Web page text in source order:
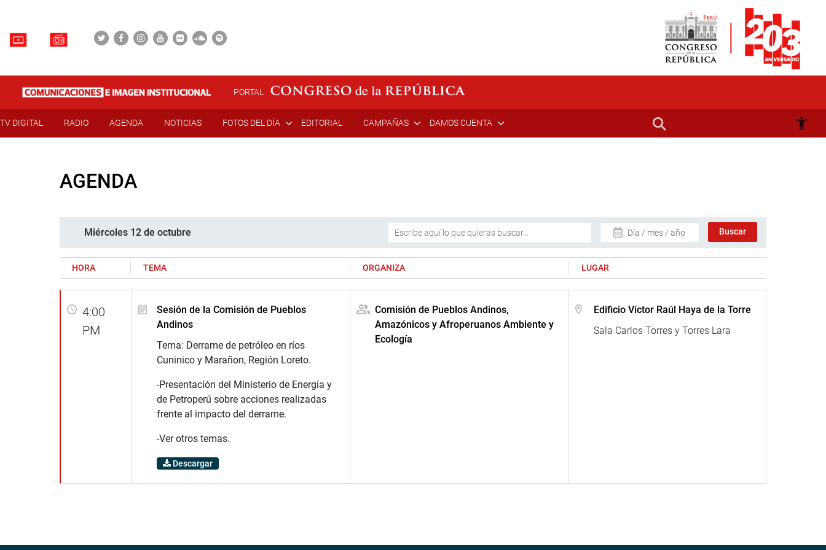
PORTAL
TV DIGITAL RADIO AGENDA NOTICIAS FOTOS DEL DÍA EDITORIAL CAMPAÑAS DAMOS CUENTA
AGENDA
Miércoles 12 de octubre Día / mes / año
HORA TEMA ORGANIZA LUGAR
4:00
PM
Sesión de la Comisión de Pueblos
Andinos
Tema: Derrame de petróleo en ríos
Cuninico y Marañon, Región Loreto.
-Presentación del Ministerio de Energía y
de Petroperú sobre acciones realizadas
frente al impacto del derrame.
-Ver otros temas.
Descargar
Comisión de Pueblos Andinos,
Amazónicos y Afroperuanos Ambiente y
Ecología
Edificio Víctor Raúl Haya de la Torre
Sala Carlos Torres y Torres Lara